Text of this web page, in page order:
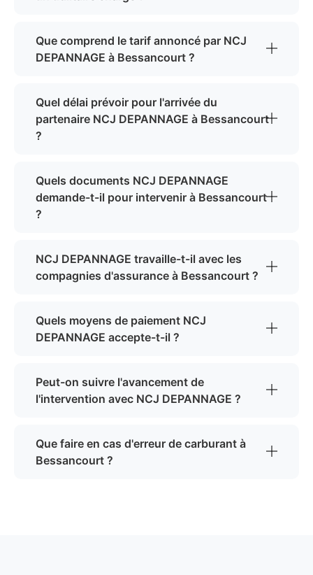
Que comprend le tarif annoncé par NCJ
DEPANNAGE à Bessancourt ?
Quel délai prévoir pour l'arrivée du
partenaire NCJ DEPANNAGE à Bessancourt
?
Quels documents NCJ DEPANNAGE
demande-t-il pour intervenir à Bessancourt
?
NCJ DEPANNAGE travaille-t-il avec les
compagnies d'assurance à Bessancourt ?
Quels moyens de paiement NCJ
DEPANNAGE accepte-t-il ?
Peut-on suivre l'avancement de
l'intervention avec NCJ DEPANNAGE ?
Que faire en cas d'erreur de carburant à
Bessancourt ?